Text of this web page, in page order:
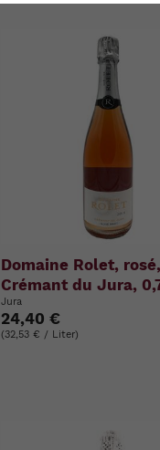
Domaine Rolet,
Crémant du Jura,
Jura
24,40 €
(32,53 € / Liter)